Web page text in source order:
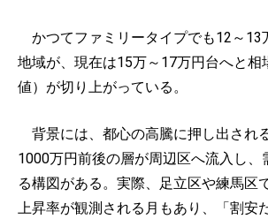
かつてファミリータイプでも12～13
地域が、現在は15万～17万円台へと相
値）が切り上がっている。
背景には、都心の高騰に押し出され
1000万円前後の層が周辺区へ流入し、
る構図がある。実際、足立区や練馬区
上昇率が観測される月もあり、「割安